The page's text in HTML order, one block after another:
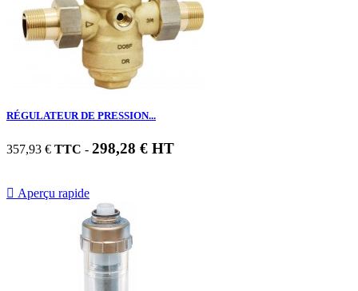
RÉGULATEUR DE PRESSION...
357,93 € TTC - 298,28 € HT
 Aperçu rapide